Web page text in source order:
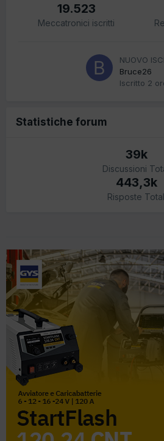
19.523
Meccatronici iscritti
NUOVO
Bruce26
Iscritto 2
Statistiche forum
39k
Discussioni
443,3k
Risposte